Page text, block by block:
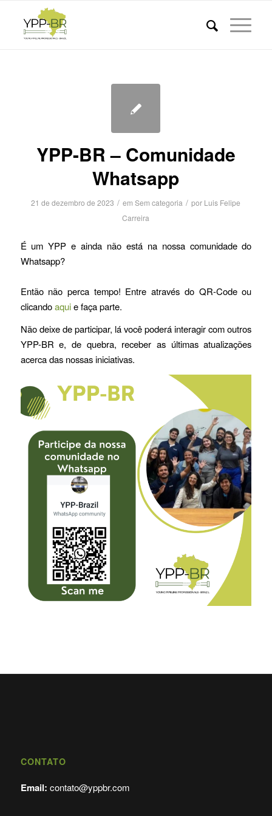
YPP-BR – Comunidade
Whatsapp
21 de dezembro de 2023 / emSem categoria / por Luis Felipe
Carreira
É um YPP e ainda não está na nossa comunidade do
Whatsapp?
Então não perca tempo! Entre através do QR-Code ou
clicandoaquie faça parte.
Não deixe de participar, lá você poderá interagir com outros
YPP-BR e, de quebra, receber as últimas atualizações
acerca das nossas iniciativas.
CONTATO
Email: contato@yppbr.com